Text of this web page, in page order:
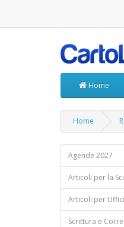
Home
Home
Agende 2027
Articoli per la
Articoli per
Scrittura e